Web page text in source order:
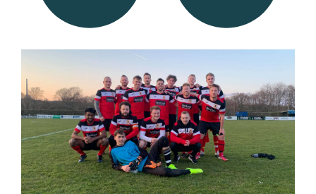
- Jeg blev sendt mellem flere hospitaler for at få lavet
røntgenbilleder på grund af manglende ressourcer, og
kvaliteten af billederne var lav.
- Det var en øjenåbner for, hvor meget vi tager vores danske
sundhedssystem for givet.